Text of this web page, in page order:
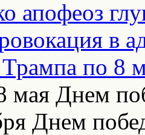
мая Днем
Днем